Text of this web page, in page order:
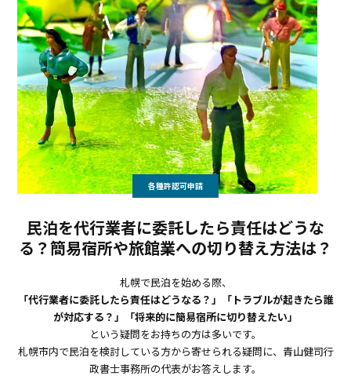
各種許認可申請
民泊を代行業者に委託したら責任はどうな
る？簡易宿所や旅館業への切り替え方法は？
札幌で民泊を始める際、
「代行業者に委託したら責任はどうなる？」「トラブルが起きたら誰
が対応する？」「将来的に簡易宿所に切り替えたい」
という疑問をお持ちの方は多いです。
札幌市内で民泊を検討している方から寄せられる疑問に、青山健司行
政書士事務所の代表がお答えします。